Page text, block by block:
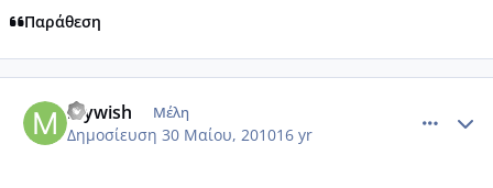
Παράθεση
mywish Μέλη
Δημοσίευση 30 Μαίου, 201016 yr